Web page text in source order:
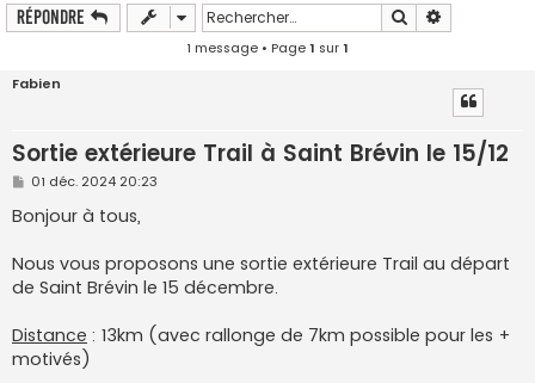
Répondre Rechercher
1 message • Page1 sur1
Fabien
Sortie extérieure Trail à Saint Brévin le 15/12
M
s
s
g
e
01 déc. 2024 20:23
Bonjour à tous,
Nous vous proposons une sortie extérieure Trail au départ
de Saint Brévin le 15 décembre.
Distance : 13km (avec rallonge de 7km possible pour les +
motivés)